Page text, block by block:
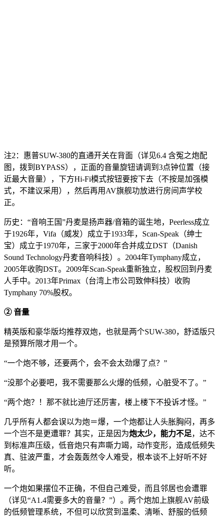
注2：惠普SUW-380的直通开关在背面（详见6.4 含冤之炮配
图，拨到BYPASS），正面的音量旋钮请调到3点钟位置（接
近最大音量），下方Hi-Fi模式按钮要按下去（不按是加强模
式，不建议采用），然后再用AV旗舰功放进行房间声学校
正。
历史：“音响王国”丹麦是扬声器/音箱的诞生地，Peerless成立
于1926年，Vifa（威发）成立于1933年，Scan-Speak（绅士
宝）成立于1970年，三家于2000年合并成立DST（Danish
Sound Technology丹麦音响科技）。2004年Tymphany成立，
2005年收购DST。2009年Scan-Speak重新独立，股权回到丹麦
人手中。2013年Primax（台湾上市公司致伸科技）收购
Tymphany 70%股权。
② 音量
精英版和豪华版均推荐双炮，也就是两个SUW-380，舒适版只
是预算所限才用一个。
“一个炮不够，还要两个，会不会太劲爆了点？”
“没那个必要吧，我不需要那么火爆的低频，心脏受不了。”
“两个炮？！那不就比迪厅还厉害，楼上楼下不投诉才怪。”
几乎所有人都会误以为炮＝爆，一个炮都让人头胀胸闷，再多
一个岂不是更遭罪？其实，正是因为炮太少，能力不足，达不
到标准声压级，低音炮只有声嘶力竭，动作变形，造成低频失
真、驻波严重，才会轰轰然令人难受，根本谈不上好听不好
听。
一个炮如果摆位不正确，不但自己难受，而且邻居也会遭罪
（详见“A1.4需要多大的音量？”）。两个炮加上旗舰AV前级
的低频管理系统，不但可以欣赏到温柔、清晰、舒服的低频